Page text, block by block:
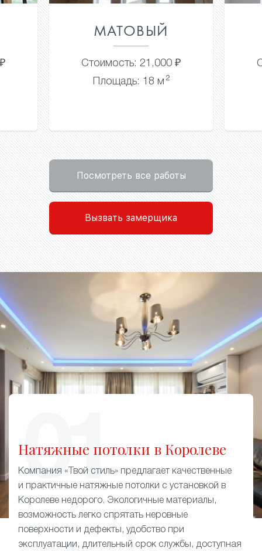
МАТОВЫЙ
Стоимость: 16,000 ₽
Площадь: 16 м2
Посмотреть все работы
Вызвать замерщика
Натяжные потолки в Королеве
Компания «Твой стиль» предлагает качественные
и практичные натяжные потолки с установкой в
Королеве недорого. Экологичные материалы,
возможность легко спрятать неровные
поверхности и дефекты, удобство при
эксплуатации, длительный срок службы, доступная